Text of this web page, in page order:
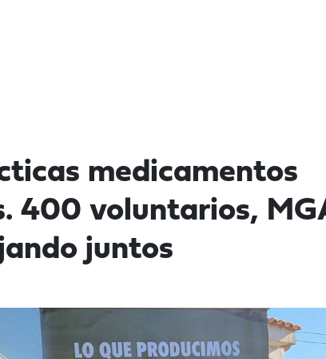
medicamentos
400 voluntarios,
juntos